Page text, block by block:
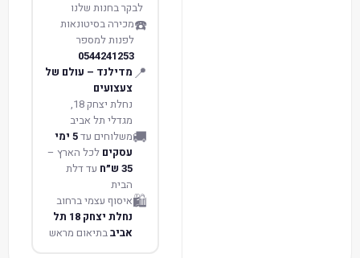
לבקר בחנות שלנו
☎️מכירה בסיטונאות
לפנות למספר
0544241253
📍 מדילנד – עולם של
צעצועים
נחלת יצחק 18,
מגדלי תל אביב
🚚משלוחים עד 5 ימי
עסקים לכל הארץ –
35 ש״ח
עד דלת
הבית
🛍️איסוף עצמי ברחוב
נחלת יצחק 18 תל
אביבבתיאום מראש